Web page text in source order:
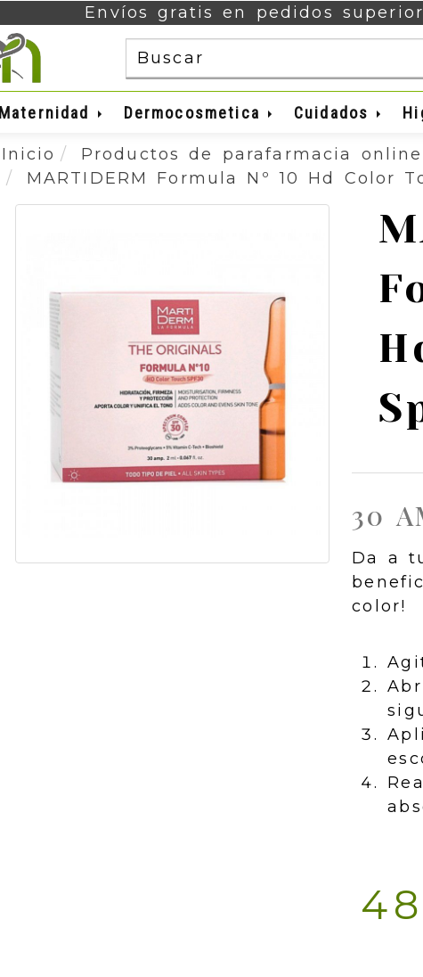
Envíos gratis en pedidos
Maternidad Dermocosmetica Cuidados
Inicio Productos de parafarmacia online
MARTIDERM Formula Nº 10 Hd Color
30
Da a
color!